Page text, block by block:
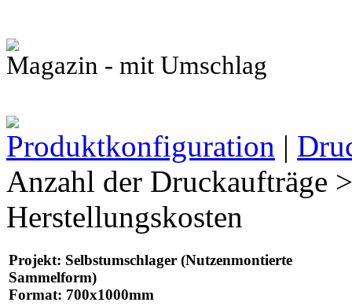
Magazin - mit Umschlag
Produktkonfiguration |
Anzahl der Druckaufträge
Herstellungskosten
Projekt: Selbstumschlager (Nutzenmontierte
Sammelform)
Format: 700x1000mm